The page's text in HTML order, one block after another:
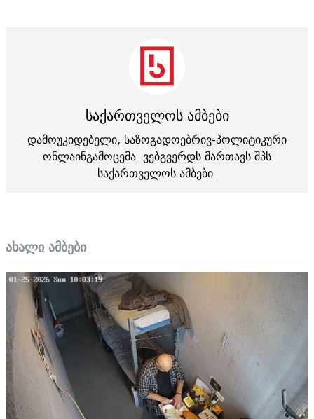
ახალი ამბები
საქართველოს ამბები
დამოუკიდებელი, საზოგადოებრივ-პოლიტიკური
ონლაინგამოცემა. ვებგვერდს მართავს შპს
საქართველოს ამბები.